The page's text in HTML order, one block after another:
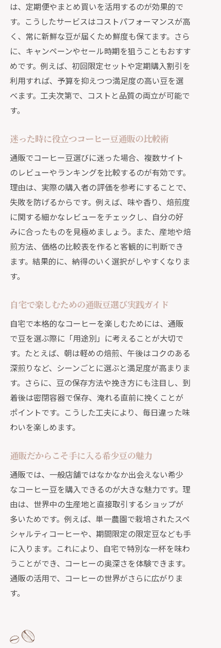
は、定期便やまとめ買いを活用するのが効果的で
す。こうしたサービスはコストパフォーマンスが高
く、常に新鮮な豆が届くため鮮度も保てます。さら
に、キャンペーンやセール時期を狙うこともおすす
めです。例えば、初回限定セットや定期購入割引を
利用すれば、予算を抑えつつ満足度の高い豆を選
べます。工夫次第で、コストと品質の両立が可能で
す。
迷った時に役立つコーヒー豆通販の比較術
通販でコーヒー豆選びに迷った場合、複数サイト
のレビューやランキングを比較するのが有効です。
理由は、実際の購入者の評価を参考にすることで、
失敗を防げるからです。例えば、味や香り、焙煎度
に関する細かなレビューをチェックし、自分の好
みに合ったものを見極めましょう。また、産地や焙
煎方法、価格の比較表を作ると客観的に判断でき
ます。結果的に、納得のいく選択がしやすくなりま
す。
自宅で楽しむための通販豆選び実践ガイド
自宅で本格的なコーヒーを楽しむためには、通販
で豆を選ぶ際に「用途別」に考えることが大切で
す。たとえば、朝は軽めの焙煎、午後はコクのある
深煎りなど、シーンごとに選ぶと満足度が高まりま
す。さらに、豆の保存方法や挽き方にも注目し、到
着後は密閉容器で保存、淹れる直前に挽くことが
ポイントです。こうした工夫により、毎日違った味
わいを楽しめます。
通販だからこそ手に入る希少豆の魅力
通販では、一般店舗ではなかなか出会えない希少
なコーヒー豆を購入できるのが大きな魅力です。理
由は、世界中の生産地と直接取引するショップが
多いためです。例えば、単一農園で栽培されたスペ
シャルティコーヒーや、期間限定の限定豆なども手
に入ります。これにより、自宅で特別な一杯を味わ
うことができ、コーヒーの奥深さを体験できます。
通販の活用で、コーヒーの世界がさらに広がりま
す。